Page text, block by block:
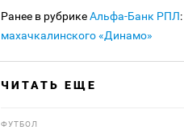
Ранее в рубрикеАльфа-Банк РПЛ:
махачкалинского «Динамо»
ЧИТАТЬ ЕЩЕ
ФУТБОЛ